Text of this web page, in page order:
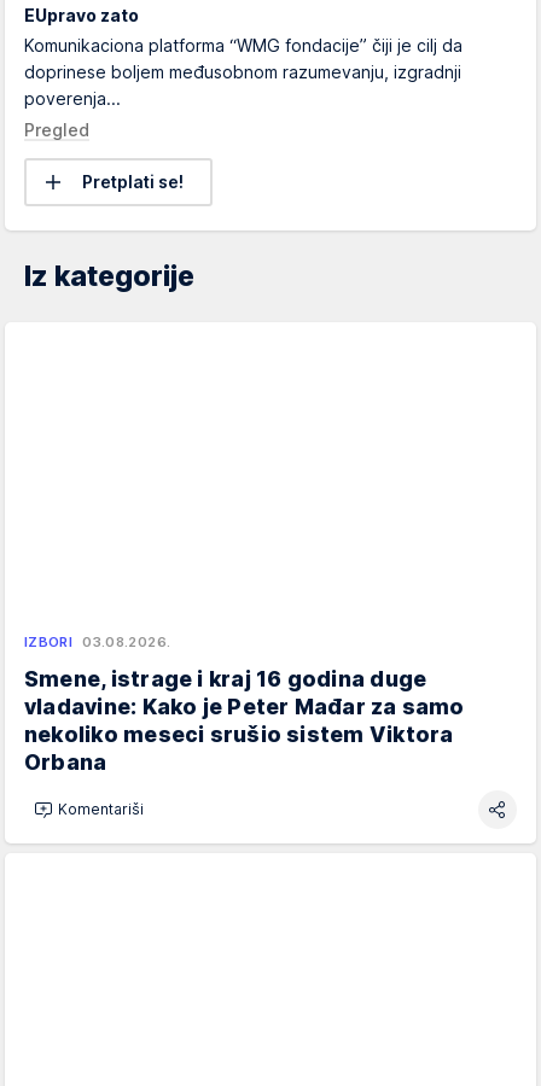
EUpravo zato
Komunikaciona platforma “WMG fondacije” čiji je cilj da
doprinese boljem međusobnom razumevanju, izgradnji
poverenja...
Pregled
Pretplati se!
Iz kategorije
IZBORI 03.08.2026.
Smene, istrage i kraj 16 godina duge
vladavine: Kako je Peter Mađar za samo
nekoliko meseci srušio sistem Viktora
Orbana
Komentariši